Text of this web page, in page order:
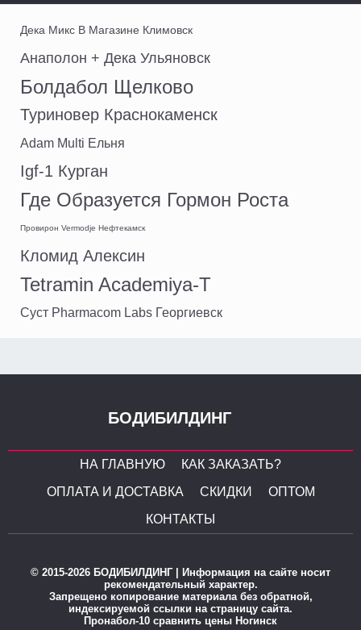
Дека Микс В Магазине Климовск
Анаполон + Дека Ульяновск
Болдабол Щелково
Туриновер Краснокаменск
Adam Multi Ельня
Igf-1 Курган
Где Образуется Гормон Роста
Провирон Vermodje Нефтекамск
Кломид Алексин
Tetramin Academiya-T
Суст Pharmacom Labs Георгиевск
БОДИБИЛДИНГ
НА ГЛАВНУЮ
КАК ЗАКАЗАТЬ?
ОПЛАТА И ДОСТАВКА
СКИДКИ
ОПТОМ
КОНТАКТЫ
© 2015-2026 БОДИБИЛДИНГ | Информация на сайте носит
рекомендательный характер.
Запрещено копирование материала без обратной,
индексируемой ссылки на страницу сайта.
Пронабол-10 сравнить цены Ногинск